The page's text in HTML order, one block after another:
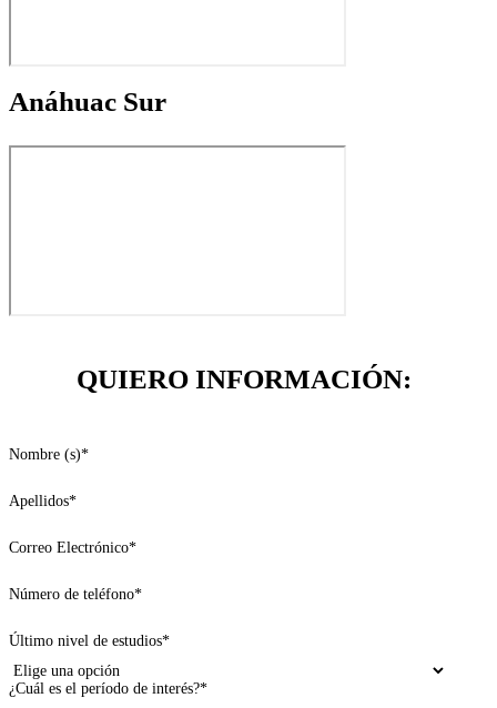
Anáhuac Sur
QUIERO INFORMACIÓN:
Nombre (s)*
Apellidos*
Correo Electrónico*
Número de teléfono*
Último nivel de estudios*
¿Cuál es el período de interés?*